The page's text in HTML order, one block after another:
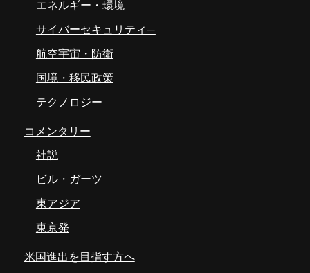
エネルギー・環境
サイバーセキュリティ―
航空宇宙・防衛
国境・移民政策
テクノロジー
コメンタリー
社説
ビル・ガーツ
東アジア
東京発
米国進出を目指す方へ